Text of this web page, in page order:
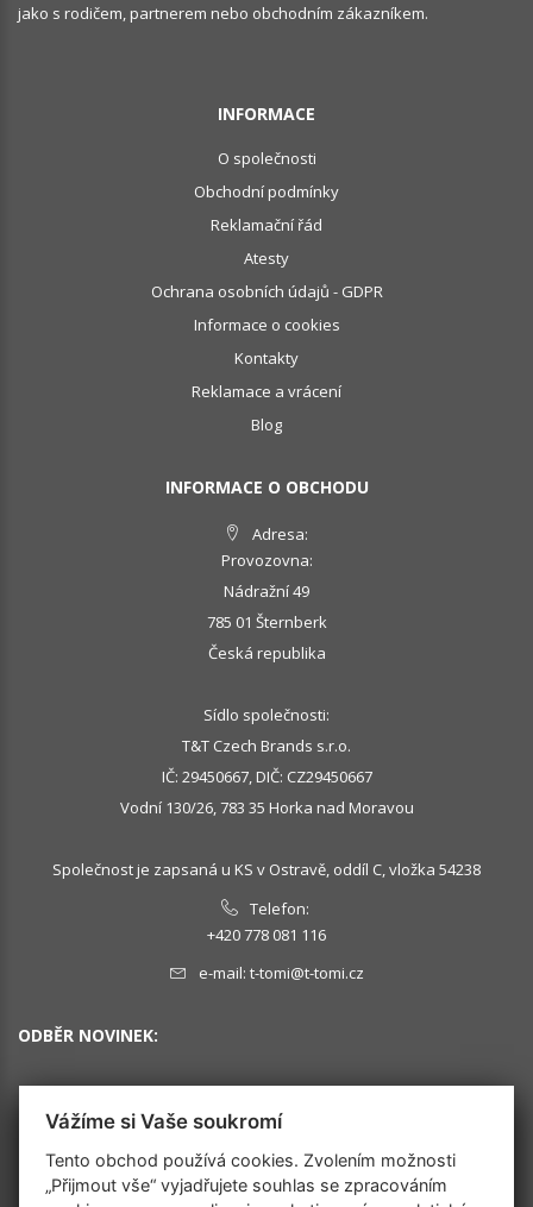
jako s rodičem, partnerem nebo obchodním zákazníkem.
INFORMACE
O společnosti
Obchodní podmínky
Reklamační řád
Atesty
Ochrana osobních údajů - GDPR
Informace o cookies
Kontakty
Reklamace a vrácení
Blog
INFORMACE O OBCHODU
Adresa:
Provozovna:
Nádražní 49
785 01 Šternberk
Česká republika
Sídlo společnosti:
T&T Czech Brands s.r.o.
IČ: 29450667, DIČ: CZ29450667
Vodní 130/26, 783 35 Horka nad Moravou
Společnost je zapsaná u KS v Ostravě, oddíl C, vložka 54238
Telefon:
+420 778 081 116
e-mail: t-tomi@t-tomi.cz
ODBĚR NOVINEK:
OK
Vážíme si Vaše soukromí
Tento obchod používá cookies. Zvolením možnosti
„Přijmout vše“ vyjadřujete souhlas se zpracováním